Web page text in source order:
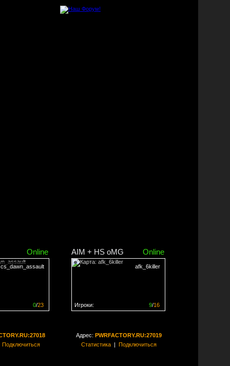
Online
cs_dawn_assault
0/23
AIM + HS oMG Online
afk_6killer
9/16
Игроки:
Подключиться
Адрес: PWRFACTORY.RU:27019
Статистика| Подключиться